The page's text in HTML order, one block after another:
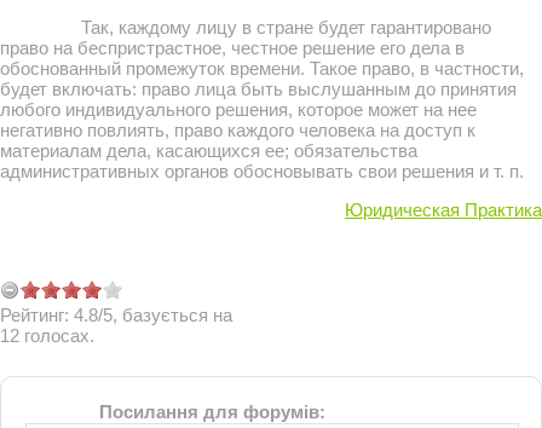
Так, каждому лицу в стране будет гарантировано
право на беспристрастное, честное решение его дела в
обоснованный промежуток времени. Такое право, в частности,
будет включать: право лица быть выслушанным до принятия
любого индивидуального решения, которое может на нее
негативно повлиять, право каждого человека на доступ к
материалам дела, касающихся ее; обязательства
административных органов обосновывать свои решения и т. п.
Юридическая Практика
Рейтинг: 4.8/5, базується на
12 голосах.
Посилання для форумів: